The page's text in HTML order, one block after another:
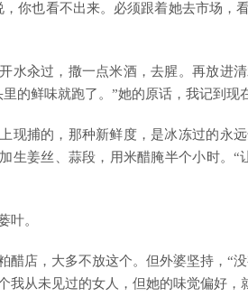
，你也看不出来。必须跟着她去市场
水汆过，撒一点米酒，去腥。再放进
的鲜味就跑了。”她的原话，我记到现
现捕的，那种新鲜度，是冰冻过的永
生姜丝、蒜段，用米醋腌半个小时。
叶。
醋店，大多不放这个。但外婆坚持，“
从未见过的女人，但她的味觉偏好，